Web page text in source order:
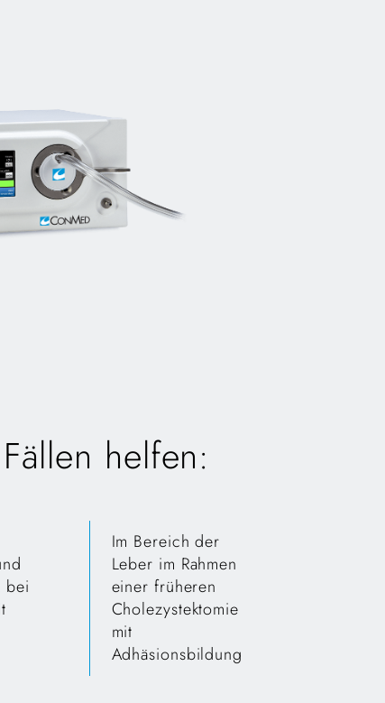
helfen:
bei
Im Bereich der
Leber im Rahmen
einer früheren
Cholezystektomie
mit
Adhäsionsbildung